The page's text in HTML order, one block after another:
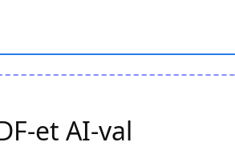
et AI-val